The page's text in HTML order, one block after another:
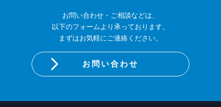
お問い合わせ・ご相談などは、
以下のフォームより承っております。
まずはお気軽にご連絡ください。
お問い合わせ